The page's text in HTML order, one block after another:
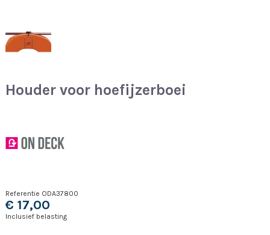
Houder voor hoefijzerboei
Referentie ODA37800
€ 17,00
Inclusief belasting